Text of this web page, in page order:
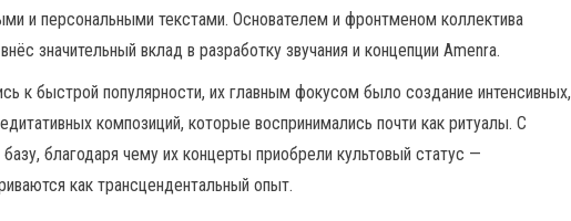
и персональными текстами. Основателем и фронтменом коллектива
значительный вклад в разработку звучания и концепции Amenra.
к быстрой популярности, их главным фокусом было создание интенсивных,
композиций, которые воспринимались почти как ритуалы. С
благодаря чему их концерты приобрели культовый статус —
как трансцендентальный опыт.